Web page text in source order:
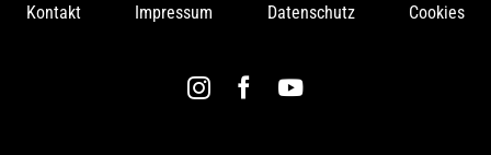
Kontakt Impressum Datenschutz Cookies